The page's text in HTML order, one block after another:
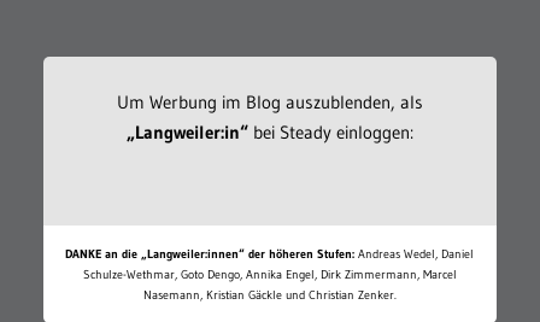
Um Werbung im Blog auszublenden, als
„Langweiler:in“bei Steady einloggen:
DANKE an die „Langweiler:innen“ der höheren Stufen: Andreas Wedel, Daniel
Schulze-Wethmar, Goto Dengo, Annika Engel, Dirk Zimmermann, Marcel
Nasemann, Kristian Gäckle und Christian Zenker.